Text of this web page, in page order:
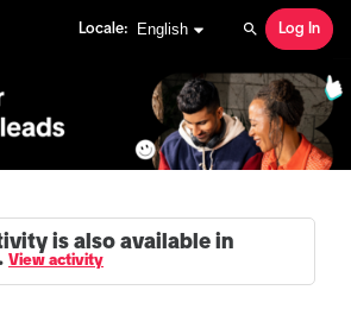
Locale: English Search
Log In
is also available in
View activity